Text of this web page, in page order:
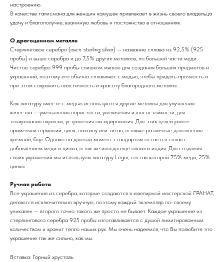
настроению.
В качестве талисмана для женщин камушек привлекает в жизнь своего владельца
удачу и благополучие, взаимную любовь и постоянство в отношениях.
О драгоценном металле
Стерлинговое серебро (англ. sterling silver) — название сплава из 92,5% (925
пробы) и выше серебра и до 7,5% других металлов, по большей части меди.
Чистое серебро 999 пробы слишком мягкое для создания больших предметов и
украшений, поэтому его обычно сплавляют с медью, чтобы придать прочность и
при этом сохранить пластичность и красоту благородного металла.
Как лигатуру вместе с медью используются другие металлы для улучшения
качества — уменьшения пористости, увеличения износостойкости, для
тонирования окраски, устранения оксидирования. Для этих целей ранее
применяли германий, цинк, платину или титан, а также различные дополнения —
кремний, бор. Однако на данный момент стандартом остаётся сплав с
добавлением меди и цинка, а так же иногда еще олова и индия. Для создания
своих украшений мы используем лигатуру Legor, состав которой 75% меди, 25%
цинка.
Ручная работа
Все украшения из серебра, которые создаются в ювелирной мастерской ГРАНАТ,
делаются исключительно вручную, поэтому каждый экземпляр по-своему
уникален — второго точно такого же просто не бывает. Каждое украшение из
стерлингового серебра 925 пробы изготавливается с душой лимитированным
количеством и хранит тепло наших рук. Мы очень надеемся, что Вы полюбите это
украшение так же сильно, как мы.
Вставка: Горный хрусталь